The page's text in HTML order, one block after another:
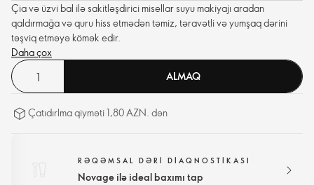
Çia və üzvi bal ilə sakitləşdirici misellar suyu makiyajı aradan
qaldırmağa və quru hiss etmədən təmiz, təravətli və yumşaq dərini
təşviq etməyə kömək edir.
Daha çox
ALMAQ
Çatıdırlma qiyməti 1,80 AZN. dən
RƏQƏMSAL DƏRI DIAQNOSTIKASI
Novage ilə ideal baxımı tap